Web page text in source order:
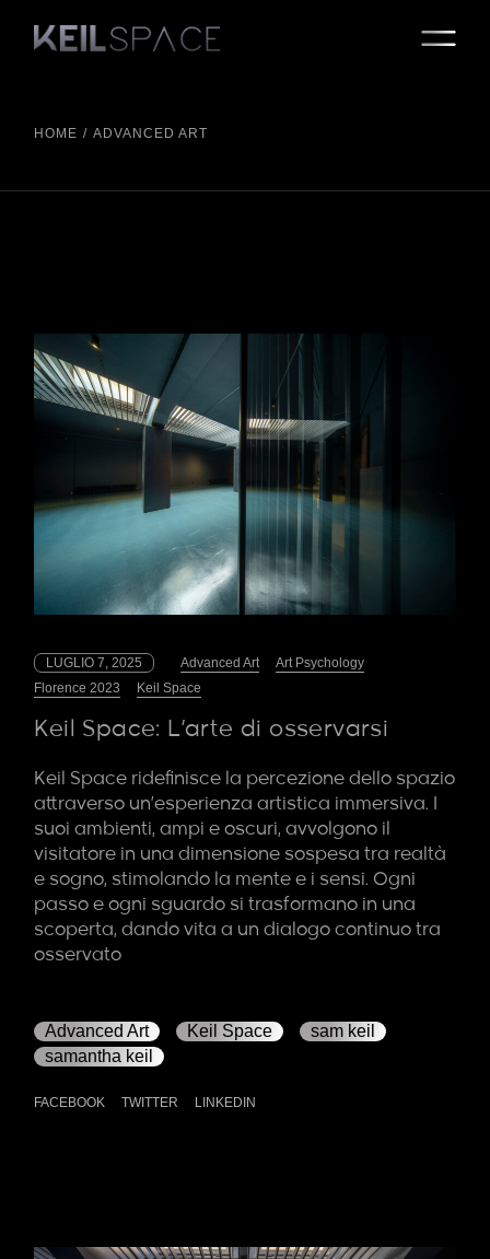
HOME ADVANCED ART
LUGLIO 7, 2025 Advanced Art
Art Psychology
Florence 2023
Keil Space
Keil Space: L’arte di osservarsi
Keil Space ridefinisce la percezione dello spazio
attraverso un’esperienza artistica immersiva. I
suoi ambienti, ampi e oscuri, avvolgono il
visitatore in una dimensione sospesa tra realtà
e sogno, stimolando la mente e i sensi. Ogni
passo e ogni sguardo si trasformano in una
scoperta, dando vita a un dialogo continuo tra
osservato
Advanced Art Keil Space
sam keil
samantha keil
FACEBOOK TWITTER LINKEDIN